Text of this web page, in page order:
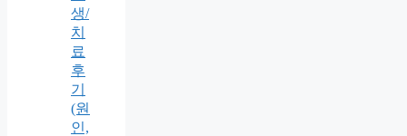
생/
치
료
후
기
(원
인,